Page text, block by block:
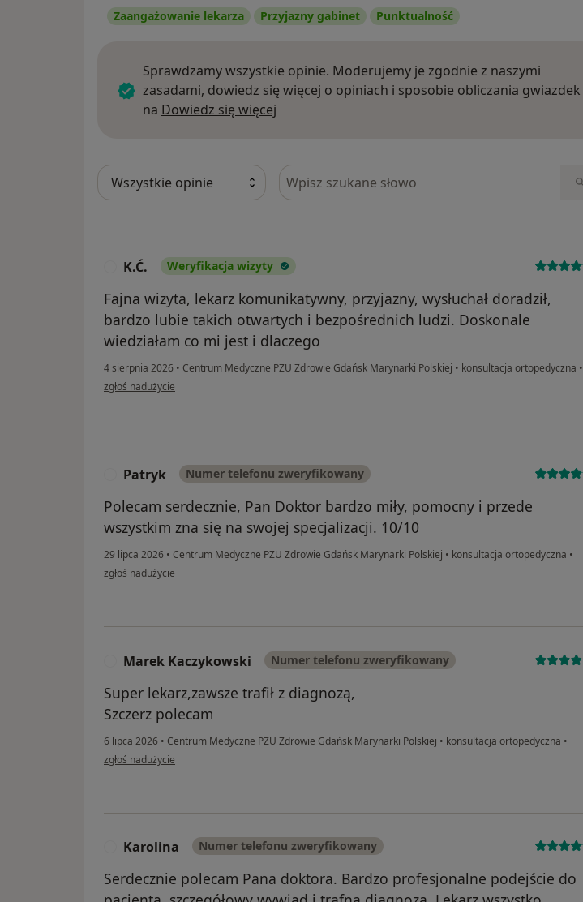
Zaangażowanie lekarza Przyjazny gabinet Punktualność
Sprawdzamy wszystkie opinie. Moderujemy je zgodnie z naszymi
zasadami, dowiedz się więcej o opiniach i sposobie obliczania gwiazdek
na Dowiedz się więcej
Szukaj w opiniach
K.Ć. Weryfikacja wizyty
Fajna wizyta, lekarz komunikatywny, przyjazny, wysłuchał doradził,
bardzo lubie takich otwartych i bezpośrednich ludzi. Doskonale
wiedziałam co mi jest i dlaczego
4 sierpnia 2026 • Centrum Medyczne PZU Zdrowie Gdańsk Marynarki Polskiej • konsultacja ortopedyczna •
w opinii użytkownika K.Ć.
zgłoś nadużycie
Patryk Numer telefonu zweryfikowany
Polecam serdecznie, Pan Doktor bardzo miły, pomocny i przede
wszystkim zna się na swojej specjalizacji. 10/10
29 lipca 2026 • Centrum Medyczne PZU Zdrowie Gdańsk Marynarki Polskiej • konsultacja ortopedyczna •
w opinii użytkownika Patryk
zgłoś nadużycie
Marek Kaczykowski Numer telefonu zweryfikowany
Super lekarz,zawsze trafił z diagnozą,
Szczerz polecam
6 lipca 2026 • Centrum Medyczne PZU Zdrowie Gdańsk Marynarki Polskiej • konsultacja ortopedyczna •
w opinii użytkownika Marek Kaczykowski
zgłoś nadużycie
Karolina Numer telefonu zweryfikowany
Serdecznie polecam Pana doktora. Bardzo profesjonalne podejście do